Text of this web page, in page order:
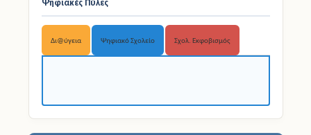
Ψηφιακές Πύλες
Δι@ύγεια Ψηφιακό Σχολείο Σχολ. Εκφοβισμός